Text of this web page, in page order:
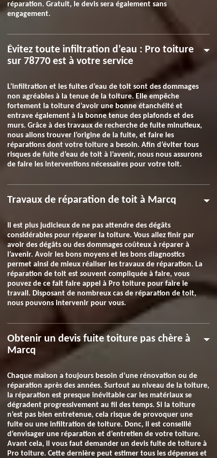
réparation. Gratuit, le devis sera également sans
engagement.
Évitez toute infiltration d’eau : Pro toiture
sur 78770 est à votre service
L’infiltration et les fuites d’eau de toit sont des dommages
non agréables à la tenue de la toiture. Elle empêche
fortement la toiture d’avoir une bonne étanchéité et
entrave également à la bonne tenue des plafonds et des
murs. Grâce à des travaux de recherche de fuite minutieux,
nous allons trouver l’origine de la fuite, et faire les
réparations dont votre toiture a besoin. Afin d’éviter tous
risques de fuite d’eau de toit à l’avenir, nous nous assurons
de faire les interventions nécessaires pour votre toit.
Travaux de réparation de toit à Marcq
Il est plus judicieux de ne pas attendre des dégâts
considérables pour réparer la toiture. Vous allez finir par
avoir des dégâts ou des dommages coûteux à réparer à
l’avenir. Avoir les bons moyens et les bons diagnostics
permet ainsi de mieux réaliser les travaux de réparation. La
réparation de toit est souvent compliquée à faire, vous
pouvez de ce fait faire appel à Pro toiture pour faire le
travail. Disposant de nombreux cas de réparation de toit,
nous pouvons intervenir pour vous.
Obtenir un devis fuite toiture pas chère à
Marcq
Chaque maison a toujours besoin d’une rénovation ou de
réparation après des années. Surtout au niveau de la toiture,
la réparation est presque inévitable car les matériaux se
dégradent progressivement au fil des temps. Si la toiture
n’est pas bien entretenue, cela risque de provoquer une
fuite ou une infiltration de toiture. Donc, il est conseillé
d’envisager une réparation et d’entretien de votre toiture.
Avant cela, il vous faut demander un devis fuite de toiture à
Pro toiture. Cette dernière peut estimer tous les dépenses et